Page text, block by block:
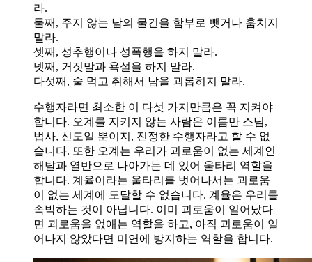
라.
둘째, 주지 않는 남의 물건을 함부로 뺏거나 훔치지
말라.
셋째, 성추행이나 성폭행을 하지 말라.
넷째, 거짓말과 욕설을 하지 말라.
다섯째, 술 먹고 취해서 남을 괴롭히지 말라.
수행자라면 최소한 이 다섯 가지만큼은 꼭 지켜야
합니다. 오계를 지키지 않는 사람은 이름만 스님,
법사, 신도일 뿐이지, 진정한 수행자라고 할 수 없
습니다. 또한 오계는 우리가 괴로움이 없는 세계인
해탈과 열반으로 나아가는 데 있어 울타리 역할을
합니다. 계율이라는 울타리를 벗어나서는 괴로움
이 없는 세계에 도달할 수 없습니다. 계율은 우리를
속박하는 것이 아닙니다. 이미 괴로움이 일어났다
면 괴로움을 없애는 역할을 하고, 아직 괴로움이 일
어나지 않았다면 미연에 방지하는 역할을 합니다.